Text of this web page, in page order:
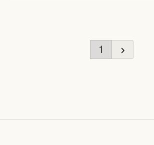
1